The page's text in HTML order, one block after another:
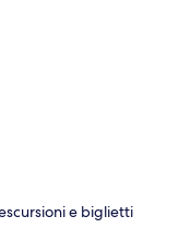
e biglietti